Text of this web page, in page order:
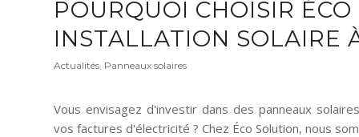
POURQUOI CHOISIR
INSTALLATION SOLAIRE
Actualités Panneaux solaires
Vous envisagez d'investir dans des panneaux
vos factures d'électricité ? Chez Éco Solution, nous